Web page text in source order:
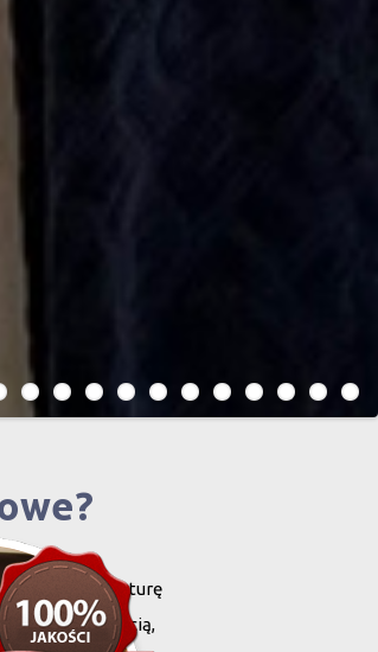
przez naturę
grubością,